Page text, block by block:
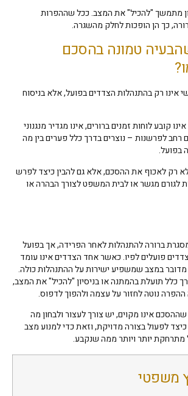
מתמשך "להכיל" את המצב. ככל שההפרות
כך הן הופכות לחלק מהשגרה.
טמונה בהסכם
רק בהתנהלות הצדדים בפועל, אלא בניסוח
קובע לוחות זמנים ברורים, אינו מגדיר מנגנוני
לפרשנות – נוצרים בדרך כלל פערים בין מה
רק לאכוף את ההסכם, אלא גם להבין כיצד לפרש
לגורם מגשר או לבית המשפט לצורך הבהרה או
ברורה להתנהלות לאחר הפרידה, אך בפועל
פועלים לפיו. כאשר אחד הצדדים אינו עומד
מדובר במצב שמשפיע ישירות על ההתנהלות כולה.
כלל תועלת בהמתנה או בניסיון "להכיל" את המצב,
נוטה לחזור על עצמה ולהפוך לדפוס.
אינו מקוים, יש צורך לעצור ולבחון מה
לפעול בצורה מדויקת, וזאת כדי למנוע מצב
יותר ויותר ממה שנקבע.
משפטי